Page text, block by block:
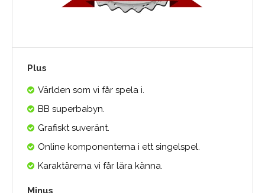
Plus
Världen som vi får spela i.
BB superbabyn.
Grafiskt suveränt.
Online komponenterna i ett singelspel.
Karaktärerna vi får lära känna.
Minus